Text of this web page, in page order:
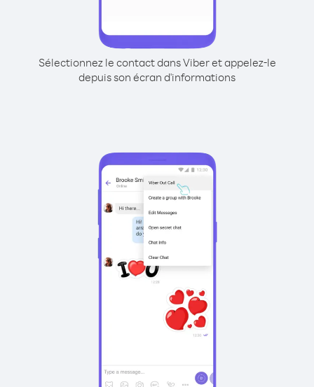
Sélectionnez le contact dans Viber et appelez-le
depuis son écran d'informations